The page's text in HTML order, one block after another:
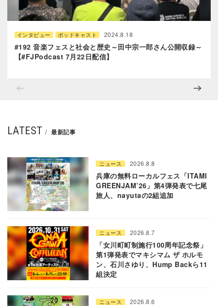
インタビュー ポッドキャスト 2024.8.18
#192 音楽フェスと社会と歴史～田中宗一郎さん公開収録～
【#FJPodcast 7月22日配信】
LATEST 最新記事
ニュース 2026.8.8
兵庫の無料ローカルフェス「ITAMI
GREENJAM’26」第4弾発表で七尾
旅人、nayutaの2組追加
ニュース 2026.8.7
「女川町町制施行100周年記念祭」
第1弾発表でマキシマム ザ ホルモ
ン、石川さゆり、Hump Backら11
組決定
ニュース 2026.8.6